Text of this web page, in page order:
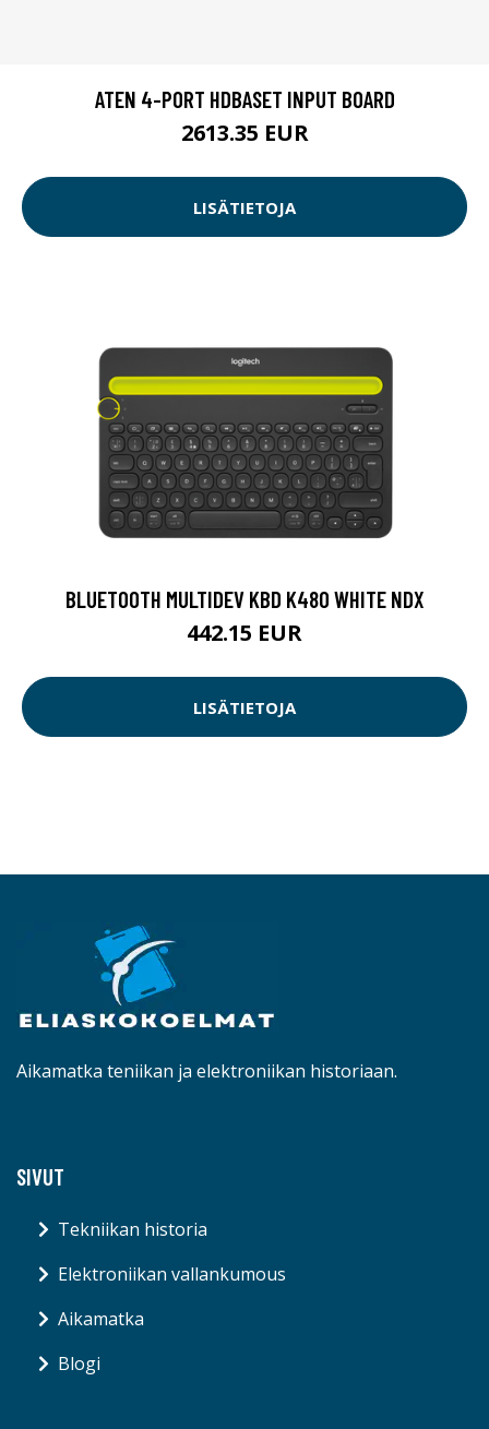
ATEN 4-PORT HDBASET INPUT BOARD
2613.35 EUR
LISÄTIETOJA
BLUETOOTH MULTIDEV KBD K480 WHITE NDX
442.15 EUR
LISÄTIETOJA
Aikamatka teniikan ja elektroniikan historiaan.
SIVUT
Tekniikan historia
Elektroniikan vallankumous
Aikamatka
Blogi